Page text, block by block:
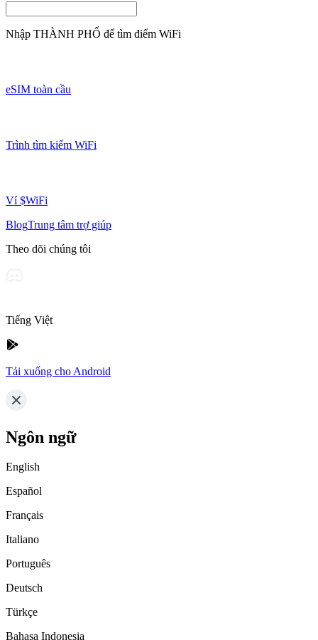
Nhập THÀNH PHỐ để tìm điểm WiFi
eSIM toàn cầu
Trình tìm kiếm WiFi
Ví $WiFi
BlogTrung tâm trợ giúp
Theo dõi chúng tôi
Tiếng Việt
Tải xuống cho Android
Ngôn ngữ
English
Español
Français
Italiano
Português
Deutsch
Türkçe
Bahasa Indonesia